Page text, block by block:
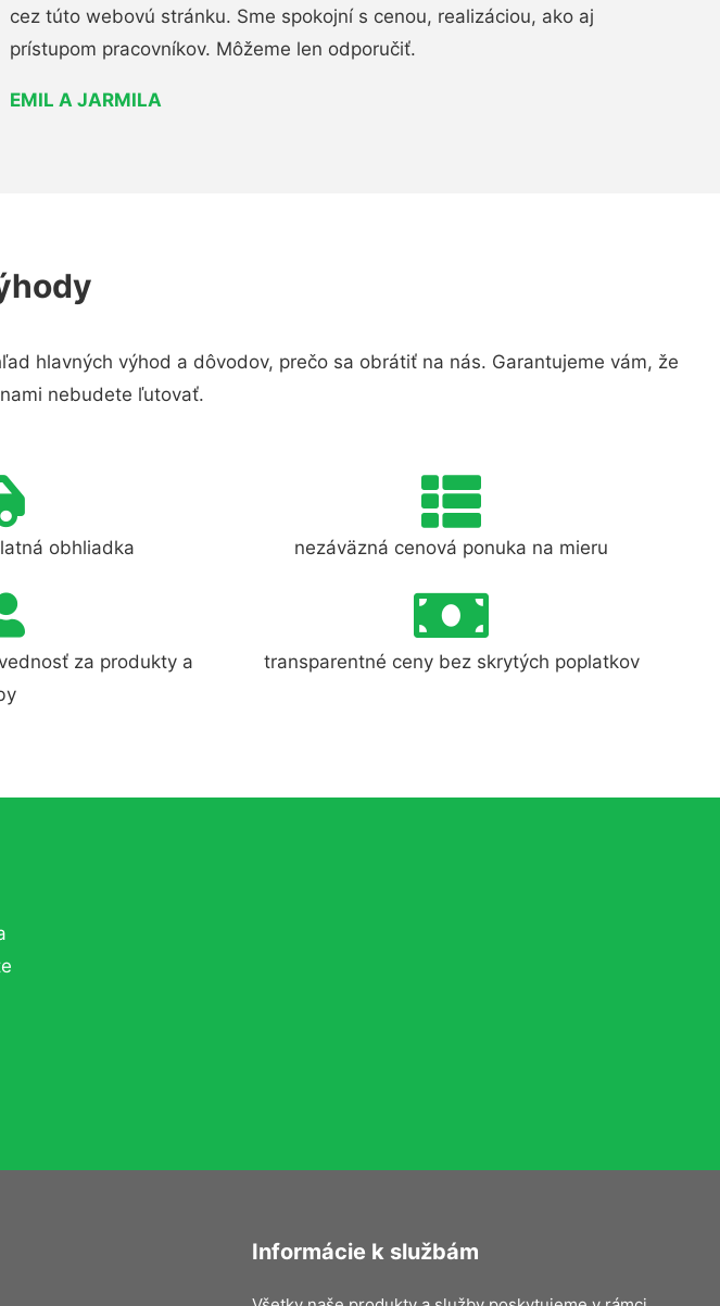
cez túto webovú stránku. Sme spokojní s cenou, realizáciou, ako aj
prístupom pracovníkov. Môžeme len odporučiť.
EMIL A JARMILA
hlavných výhod a dôvodov, prečo sa obrátiť na nás. Garantujeme vám, že
nebudete ľutovať.
obhliadka nezáväzná cenová ponuka na mieru
za produkty a
transparentné ceny bez skrytých poplatkov
Informácie k službám